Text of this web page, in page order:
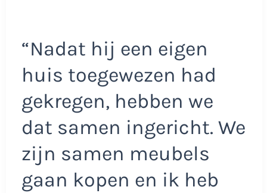
“Nadat hij een eigen
huis toegewezen had
gekregen, hebben we
dat samen ingericht. We
zijn samen meubels
gaan kopen en ik heb